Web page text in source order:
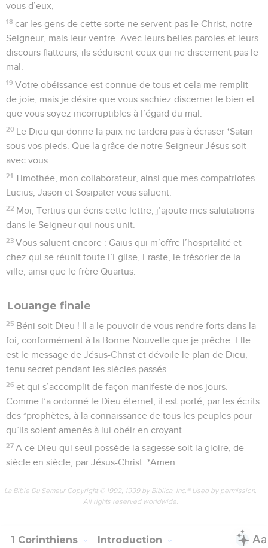
vous d’eux,
18 car les gens de cette sorte ne servent pas le Christ, notre
Seigneur, mais leur ventre. Avec leurs belles paroles et leurs
discours flatteurs, ils séduisent ceux qui ne discernent pas le
mal.
19 Votre obéissance est connue de tous et cela me remplit
de joie, mais je désire que vous sachiez discerner le bien et
que vous soyez incorruptibles à l’égard du mal.
20 Le Dieu qui donne la paix ne tardera pas à écraser *Satan
sous vos pieds. Que la grâce de notre Seigneur Jésus soit
avec vous.
21 Timothée, mon collaborateur, ainsi que mes compatriotes
Lucius, Jason et Sosipater vous saluent.
22 Moi, Tertius qui écris cette lettre, j’ajoute mes salutations
dans le Seigneur qui nous unit.
23 Vous saluent encore : Gaïus qui m’offre l’hospitalité et
chez qui se réunit toute l’Eglise, Eraste, le trésorier de la
ville, ainsi que le frère Quartus.
Louange finale
25 Béni soit Dieu ! Il a le pouvoir de vous rendre forts dans la
foi, conformément à la Bonne Nouvelle que je prêche. Elle
est le message de Jésus-Christ et dévoile le plan de Dieu,
tenu secret pendant les siècles passés
26 et qui s’accomplit de façon manifeste de nos jours.
Comme l’a ordonné le Dieu éternel, il est porté, par les écrits
des *prophètes, à la connaissance de tous les peuples pour
qu’ils soient amenés à lui obéir en croyant.
27 A ce Dieu qui seul possède la sagesse soit la gloire, de
siècle en siècle, par Jésus-Christ. *Amen.
La Bible Du Semeur Copyright © 1992, 1999 by Biblica, Inc.® Used by permission.
All rights reserved worldwide.
1 Corinthiens Introduction